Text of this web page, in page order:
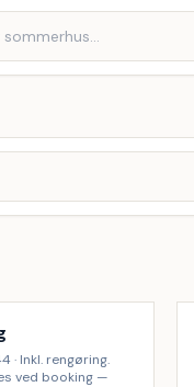
· Inkl. rengøring.
ved booking —